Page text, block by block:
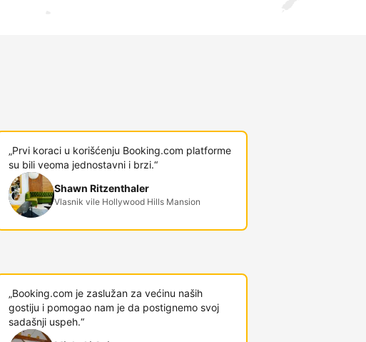
„Prvi koraci u korišćenju Booking.com platforme
su bili veoma jednostavni i brzi.“
Shawn Ritzenthaler
Vlasnik vile Hollywood Hills Mansion
„Booking.com je zaslužan za većinu naših
gostiju i pomogao nam je da postignemo svoj
sadašnji uspeh.“